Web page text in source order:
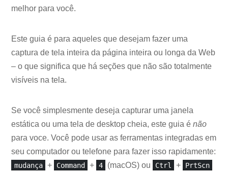
melhor para você.
Este guia é para aqueles que desejam fazer uma
captura de tela inteira da página inteira ou longa da Web
– o que significa que há seções que não são totalmente
visíveis na tela.
Se você simplesmente deseja capturar uma janela
estática ou uma tela de desktop cheia, este guia énão
para voce. Você pode usar as ferramentas integradas em
seu computador ou telefone para fazer isso rapidamente:
mudança + Command + 4 (macOS) ou Ctrl + PrtScn